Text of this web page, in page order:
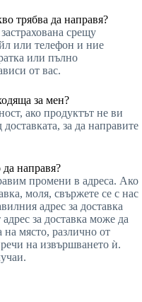
трябва да направя?
срещу
или телефон и ние
или пълно
от вас.
за мен?
ако продуктът не ви
за да направите
направя?
промени в адреса. Ако
моля, свържете се с нас
адрес за доставка
за доставка може да
на място, различно от
на извършването ѝ.